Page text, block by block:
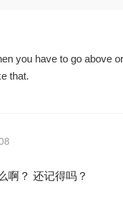
you have to go above
that.
啊？ 还记得吗？